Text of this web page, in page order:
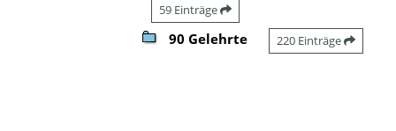
59 Einträge
90 Gelehrte 220 Einträge